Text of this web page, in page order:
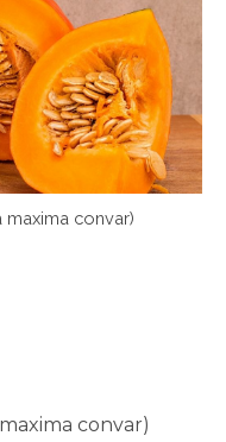
maxima convar)
convar)